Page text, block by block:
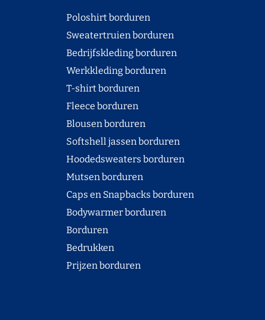
Poloshirt borduren
Sweatertruien borduren
Bedrijfskleding borduren
Werkkleding borduren
T-shirt borduren
Fleece borduren
Blousen borduren
Softshell jassen borduren
Hoodedsweaters borduren
Mutsen borduren
Caps en Snapbacks borduren
Bodywarmer borduren
Borduren
Bedrukken
Prijzen borduren